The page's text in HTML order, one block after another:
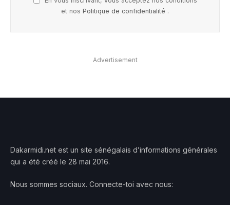
et nos Politique de confidentialité .
Advertisement
Dakarmidi.net est un site sénégalais d’informations générales
qui a été créé le 28 mai 2016.
Nous sommes sociaux. Connecte-toi avec nous: